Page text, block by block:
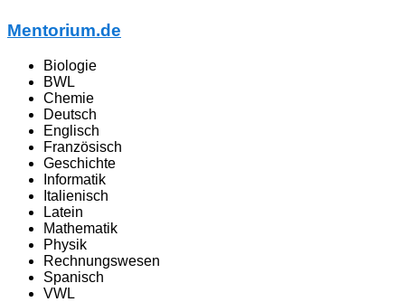
Mentorium.de
Biologie
BWL
Chemie
Deutsch
Englisch
Französisch
Geschichte
Informatik
Italienisch
Latein
Mathematik
Physik
Rechnungswesen
Spanisch
VWL